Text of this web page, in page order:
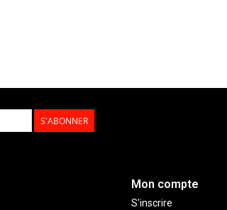
S'ABONNER
Mon compte
S'inscrire